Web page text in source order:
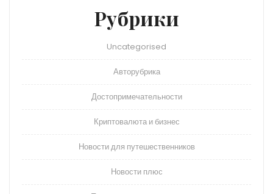
Рубрики
Uncategorised
Авторубрика
Достопримечательности
Криптовалюта и бизнес
Новости для путешественников
Новости плюс